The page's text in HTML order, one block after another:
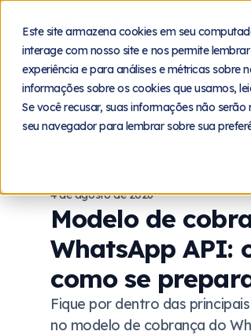
Este site armazena cookies em seu
interage com nosso site e nos permite
experiência e para análises e métricas sobre
informações sobre os cookies que usamos,
Se você recusar, suas informações não
seu navegador para lembrar sobre sua
Blog
4 de agosto de 2026
Modelo de
WhatsApp API:
como se
Fique por dentro das
no modelo de cobrança do